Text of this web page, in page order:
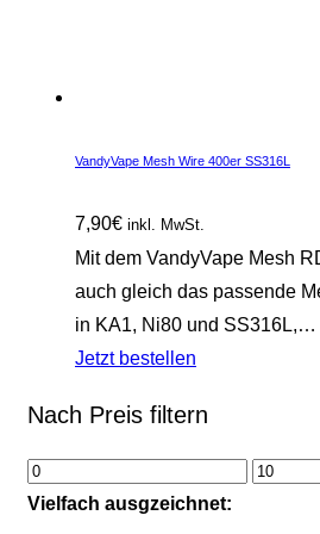
VandyVape Mesh Wire 400er SS316L
7,90€ inkl. MwSt.
Mit dem VandyVape Mesh
auch gleich das passende
in KA1, Ni80 und SS316L,…
Jetzt bestellen
Nach Preis filtern
Vielfach ausgzeichnet: